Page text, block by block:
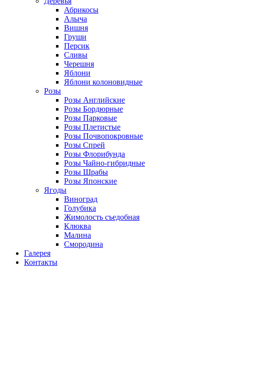
Абрикосы
Алыча
Вишня
Груши
Персик
Сливы
Черешня
Яблони
Яблони колоновидные
Розы
Розы Английские
Розы Бордюрные
Розы Парковые
Розы Плетистые
Розы Почвопокровные
Розы Спрей
Розы Флорибунда
Розы Чайно-гибридные
Розы Шрабы
Розы Японские
Ягоды
Виноград
Голубика
Жимолость съедобная
Клюква
Малина
Смородина
Галерея
Контакты